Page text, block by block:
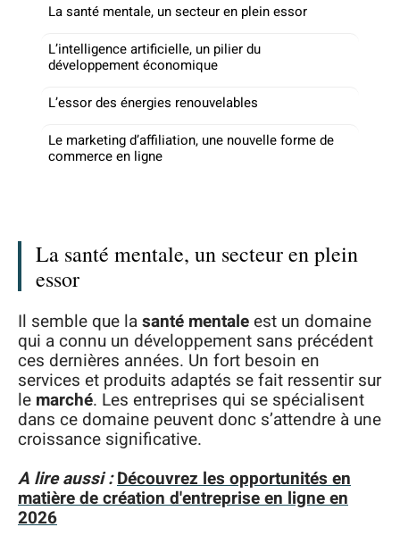
La santé mentale, un secteur en plein essor
L’intelligence artificielle, un pilier du
développement économique
L’essor des énergies renouvelables
Le marketing d’affiliation, une nouvelle forme de
commerce en ligne
La santé mentale, un secteur en plein
essor
Il semble que lasanté mentaleest un domaine
qui a connu un développement sans précédent
ces dernières années. Un fort besoin en
services et produits adaptés se fait ressentir sur
le marché. Les entreprises qui se spécialisent
dans ce domaine peuvent donc s’attendre à une
croissance significative.
A lire aussi :Découvrez les opportunités en
matière de création d'entreprise en ligne en
2026